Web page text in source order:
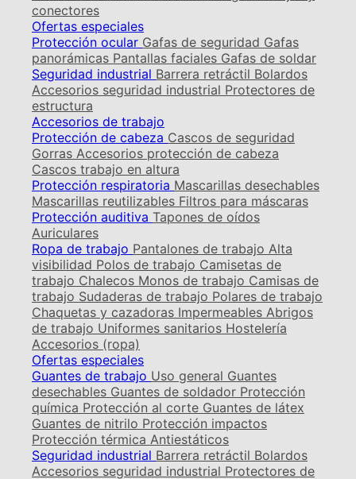
conectores
Ofertas especiales
Protección ocular Gafas de seguridad Gafas
panorámicas Pantallas faciales Gafas de soldar
Seguridad industrial Barrera retráctil Bolardos
Accesorios seguridad industrial Protectores de
estructura
Accesorios de trabajo
Protección de cabeza Cascos de seguridad
Gorras Accesorios protección de cabeza
Cascos trabajo en altura
Protección respiratoria Mascarillas desechables
Mascarillas reutilizables Filtros para máscaras
Protección auditiva Tapones de oídos
Auriculares
Ropa de trabajo Pantalones de trabajo Alta
visibilidad Polos de trabajo Camisetas de
trabajo Chalecos Monos de trabajo Camisas de
trabajo Sudaderas de trabajo Polares de trabajo
Chaquetas y cazadoras Impermeables Abrigos
de trabajo Uniformes sanitarios Hostelería
Accesorios (ropa)
Ofertas especiales
Guantes de trabajo Uso general Guantes
desechables Guantes de soldador Protección
química Protección al corte Guantes de látex
Guantes de nitrilo Protección impactos
Protección térmica Antiestáticos
Seguridad industrial Barrera retráctil Bolardos
Accesorios seguridad industrial Protectores de